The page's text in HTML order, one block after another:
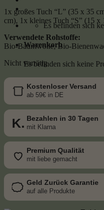
Es befinden sich
Warenkorb
Es befinden sich keine
1x großes Tuch “L” (35 x 35
cm), 1x kleines Tuch “S” (15 x
Verwendete Rohstoffe:
Bio-Baumwolle, Bio-
Nicht vorrätig
Kostenloser Versand
ab 59€ in DE
K. Bezahlen in 30 Tagen
mit Klarna
Premium Qualität
mit liebe gemacht
Geld Zurück Garantie
auf alle Produkte